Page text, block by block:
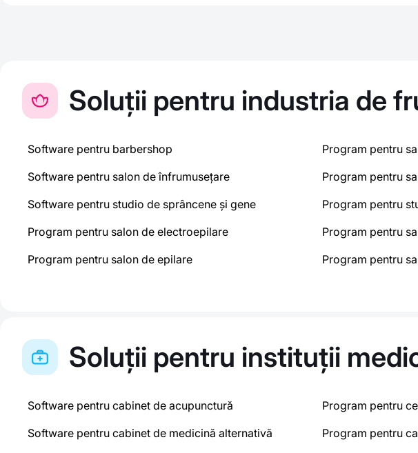
Soluții pentru industria de
Software pentru barbershop
Software pentru salon de înfrumusețare
Software pentru studio de sprâncene și gene
Program pentru salon de electroepilare
Program pentru salon de epilare
Program pentru
Program pentru
Program pentru
Program pentru
Program pentru
Soluții pentru instituții
Software pentru cabinet de acupunctură
Software pentru cabinet de medicină alternativă
Program pentru
Program pentru